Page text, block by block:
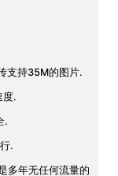
支持35M的图片.
度.
.
.
多年无任何流量的